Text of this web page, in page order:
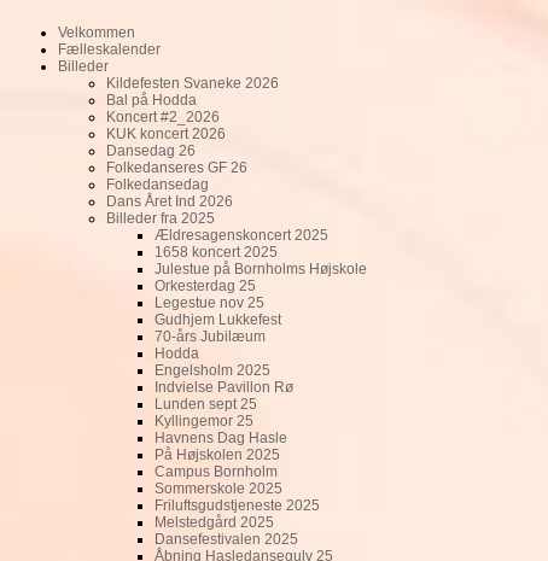
Velkommen
Fælleskalender
Billeder
Kildefesten Svaneke 2026
Bal på Hodda
Koncert #2_2026
KUK koncert 2026
Dansedag 26
Folkedanseres GF 26
Folkedansedag
Dans Året Ind 2026
Billeder fra 2025
Ældresagenskoncert 2025
1658 koncert 2025
Julestue på Bornholms Højskole
Orkesterdag 25
Legestue nov 25
Gudhjem Lukkefest
70-års Jubilæum
Hodda
Engelsholm 2025
Indvielse Pavillon Rø
Lunden sept 25
Kyllingemor 25
Havnens Dag Hasle
På Højskolen 2025
Campus Bornholm
Sommerskole 2025
Friluftsgudstjeneste 2025
Melstedgård 2025
Dansefestivalen 2025
Åbning Hasledansegulv 25